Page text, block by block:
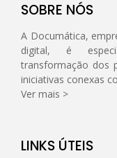
SOBRE NÓS
A Documática,
digital, é
transformação dos
iniciativas conexas
Ver mais >
LINKS ÚTEIS